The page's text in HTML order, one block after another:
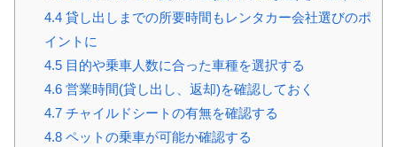
4.4貸し出しまでの所要時間もレンタカー会社選びのポ
イントに
4.5目的や乗車人数に合った車種を選択する
4.6営業時間(貸し出し、返却)を確認しておく
4.7チャイルドシートの有無を確認する
4.8ペットの乗車が可能か確認する